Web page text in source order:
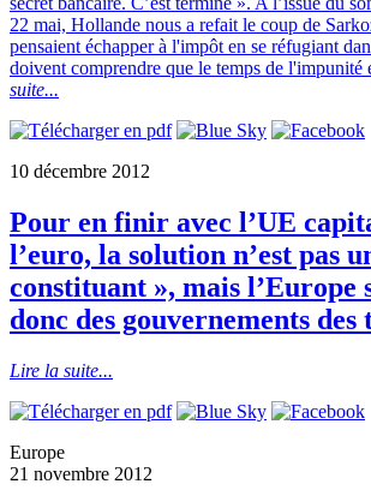
22 mai, Hollande nous a refait le coup de
pensaient échapper à l'impôt en se réfugiant
doivent comprendre que le temps de l'impunité
suite...
10 décembre 2012
Pour en finir avec l’UE
l’euro, la solution n’est pas
constituant », mais l’Europe
donc des gouvernements
Lire la suite...
Europe
21 novembre 2012